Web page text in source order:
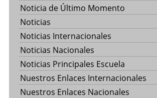
Noticia de Último Momento
Noticias
Noticias Internacionales
Noticias Nacionales
Noticias Principales Escuela
Nuestros Enlaces Internacionales
Nuestros Enlaces Nacionales